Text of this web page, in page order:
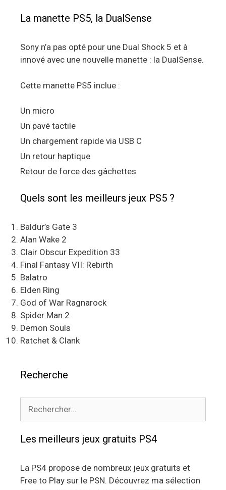
La manette PS5, la DualSense
Sony n’a pas opté pour une Dual Shock 5 et à
innové avec une nouvelle manette : la DualSense.
Cette manette PS5 inclue :
Un micro
Un pavé tactile
Un chargement rapide via USB C
Un retour haptique
Retour de force des gâchettes
Quels sont les meilleurs jeux PS5 ?
Baldur’s Gate 3
Alan Wake 2
Clair Obscur Expedition 33
Final Fantasy VII: Rebirth
Balatro
Elden Ring
God of War Ragnarock
Spider Man 2
Demon Souls
Ratchet & Clank
Recherche
Les meilleurs jeux gratuits PS4
La PS4 propose de nombreux jeux gratuits et
Free to Play sur le PSN. Découvrez ma sélection